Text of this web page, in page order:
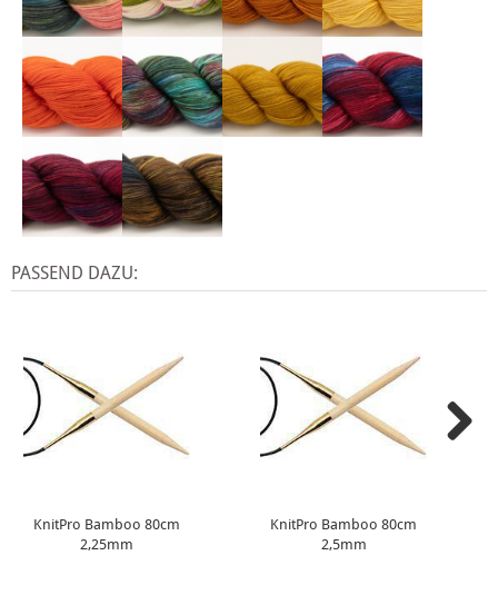
PASSEND DAZU:
KnitPro Bamboo 80cm
2,25mm
KnitPro Bamboo 80cm
2,5mm